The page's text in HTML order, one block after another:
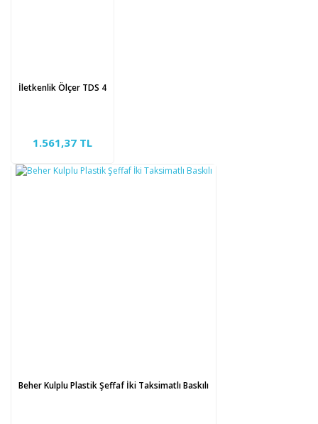
İletkenlik Ölçer TDS 4
1.561,37 TL
Beher Kulplu Plastik Şeffaf İki Taksimatlı Baskılı